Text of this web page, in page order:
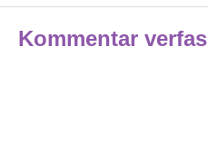
Kommentar